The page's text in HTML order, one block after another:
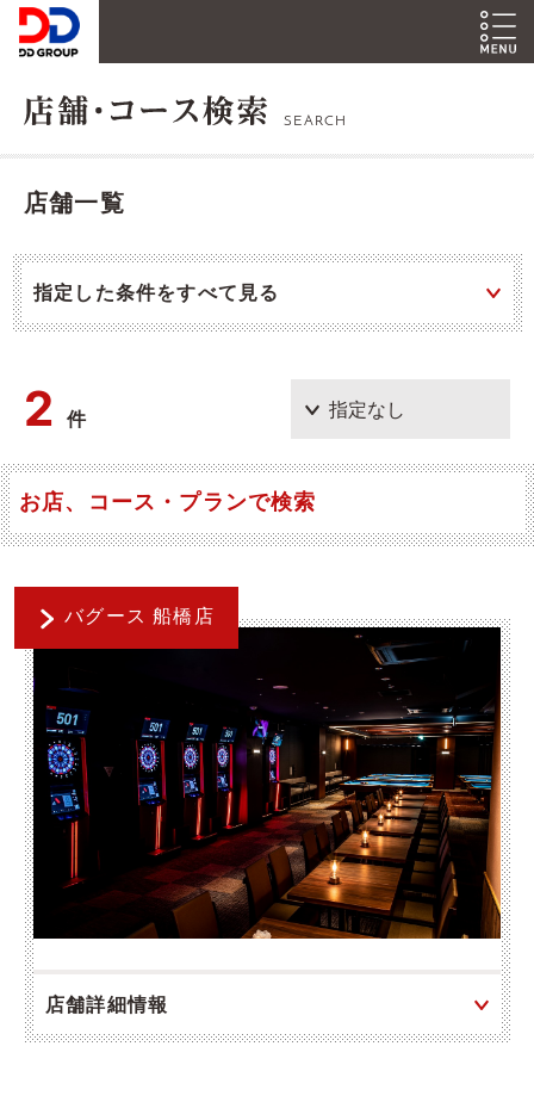
SEARCH
店舗一覧
指定した条件をすべて見る
2件
お店、コース・プランで検索
バグース 船橋店
店舗詳細情報